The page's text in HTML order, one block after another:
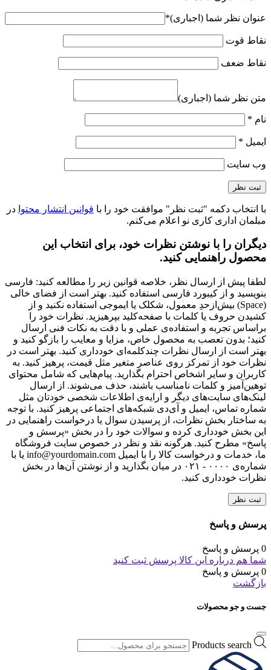
عنوان نظر شما (اجباری)*
نقاط قوت
نقاط ضعف
متن نظر شما (اجباری)
نام *
ایمیل *
وب‌ سایت
با انتخاب دکمه "ثبت نظر" موافقت خود را با قوانین انتشار محتوا در
مبلمان اداری کاری نو اعلام می‌کنم.
دیگران را با نوشتن نظرات خود، برای انتخاب این
محصول راهنمایی کنید.
لطفا پیش از ارسال نظر، خلاصه قوانین زیر را مطالعه کنید: فارسی
بنویسید و از کیبورد فارسی استفاده کنید. بهتر است از فضای خالی
(Space) بیش‌از‌حدِ معمول، شکلک یا ایموجی استفاده نکنید و از
کشیدن حروف یا کلمات با صفحه‌کلید بپرهیزید. نظرات خود را
براساس تجربه و استفاده‌ی عملی و با دقت به نکات فنی ارسال
کنید؛ بدون تعصب به محصول خاص، مزایا و معایب را بازگو کنید و
بهتر است از ارسال نظرات چندکلمه‌‌ای خودداری کنید. بهتر است در
نظرات خود از تمرکز روی عناصر متغیر مثل قیمت، پرهیز کنید. به
کاربران و سایر اشخاص احترام بگذارید. پیام‌هایی که شامل محتوای
توهین‌آمیز و کلمات نامناسب باشند، حذف می‌شوند. از ارسال
لینک‌های سایت‌های دیگر و ارایه‌ی اطلاعات شخصی خودتان مثل
شماره تماس، ایمیل و آی‌دی شبکه‌های اجتماعی پرهیز کنید. با توجه
به ساختار بخش نظرات، از پرسیدن سوال یا درخواست راهنمایی در
این بخش خودداری کرده و سوالات خود را در بخش «پرسش و
پاسخ» مطرح کنید. هرگونه نقد و نظر در خصوص سایت فروشگاه
ما، خدمات و درخواست کالا را با ایمیل info@yourdomain.com یا با
شماره‌ی ۰۰۰۰ - ۰۲۱ در میان بگذارید و از نوشتن آن‌ها در بخش
نظرات خودداری کنید.
ثبت نظر
پرسش و پاسخ
0 پرسش و پاسخ
شما هم درباره این کالا پرسش ثبت کنید
0 پرسش و پاسخ
بازگشت
جست و جو محصولات
Products search